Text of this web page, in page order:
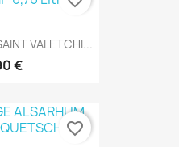
VALETCHI...
€
favorite_border